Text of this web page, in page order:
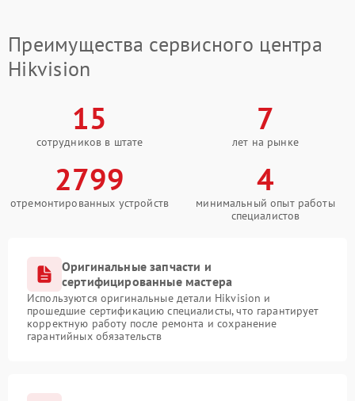
Преимущества сервисного центра
Hikvision
15
сотрудников в штате
7
лет на рынке
2799
отремонтированных устройств
4
минимальный опыт работы
специалистов
Оригинальные запчасти и
сертифицированные мастера
Используются оригинальные детали Hikvision и
прошедшие сертификацию специалисты, что гарантирует
корректную работу после ремонта и сохранение
гарантийных обязательств